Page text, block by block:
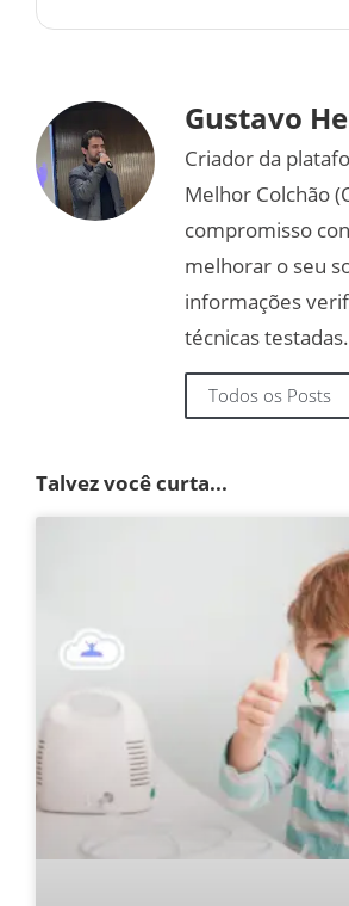
Gustavo
Criador da
Melhor Colchão
compromisso
melhorar o seu
informações
técnicas testadas.
Todos os Posts
Talvez você curta...